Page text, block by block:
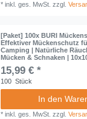
*inkl. ges. MwSt. zzgl.
[Paket] 100x BURI
Effektiver Mückenschutz
Camping | Natürliche
Mücken & Schnaken |
15,99 € *
100 Stück
In den
*inkl. ges. MwSt. zzgl.